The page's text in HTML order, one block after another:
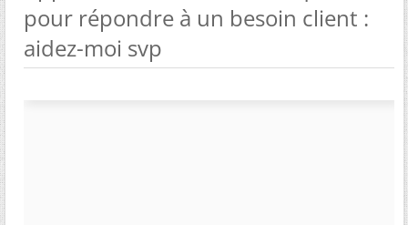
pour répondre à un besoin client :
aidez-moi svp